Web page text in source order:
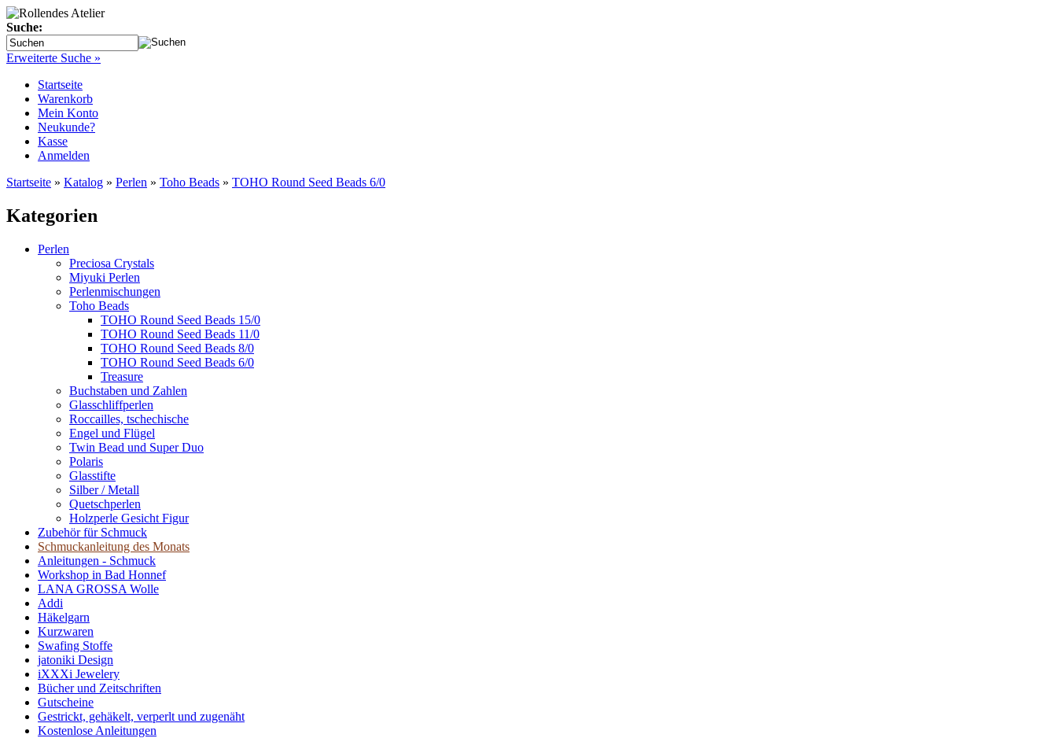
Suche:
Erweiterte Suche »
Startseite
Warenkorb
Mein Konto
Neukunde?
Kasse
Anmelden
Startseite » Katalog » Perlen » Toho Beads » TOHO Round Seed Beads 6/0
Kategorien
Perlen
Preciosa Crystals
Miyuki Perlen
Perlenmischungen
Toho Beads
TOHO Round Seed Beads 15/0
TOHO Round Seed Beads 11/0
TOHO Round Seed Beads 8/0
TOHO Round Seed Beads 6/0
Treasure
Buchstaben und Zahlen
Glasschliffperlen
Roccailles, tschechische
Engel und Flügel
Twin Bead und Super Duo
Polaris
Glasstifte
Silber / Metall
Quetschperlen
Holzperle Gesicht Figur
Zubehör für Schmuck
Schmuckanleitung des Monats
Anleitungen - Schmuck
Workshop in Bad Honnef
LANA GROSSA Wolle
Addi
Häkelgarn
Kurzwaren
Swafing Stoffe
jatoniki Design
iXXXi Jewelery
Bücher und Zeitschriften
Gutscheine
Gestrickt, gehäkelt, verperlt und zugenäht
Kostenlose Anleitungen